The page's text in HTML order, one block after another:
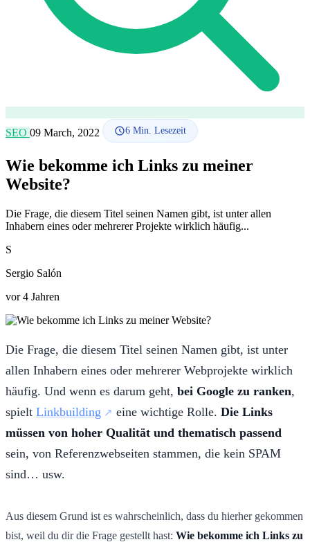
SEO 09 March, 2022 6 Min. Lesezeit
Wie bekomme ich Links zu meiner
Website?
Die Frage, die diesem Titel seinen Namen gibt, ist unter allen
Inhabern eines oder mehrerer Projekte wirklich häufig...
S
Sergio Salón
vor 4 Jahren
Die Frage, die diesem Titel seinen Namen gibt, ist unter
allen Inhabern eines oder mehrerer Webprojekte wirklich
häufig. Und wenn es darum geht, bei Google zu ranken,
spielt Linkbuilding eine wichtige Rolle. Die Links
müssen von hoher Qualität und thematisch passend
sein, von Referenzwebseiten stammen, die kein SPAM
sind… usw.
Aus diesem Grund ist es wahrscheinlich, dass du hierher gekommen
bist, weil du dir die Frage gestellt hast: Wie bekomme ich Links zu